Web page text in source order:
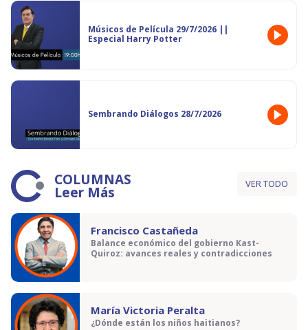
Músicos de Película 29/7/2026 ||
Especial Harry Potter
Sembrando Diálogos 28/7/2026
COLUMNAS
Leer Más VER TODO
Francisco Castañeda
Balance económico del gobierno Kast-
Quiroz: avances reales y contradicciones
María Victoria Peralta
¿Dónde están los niños haitianos?